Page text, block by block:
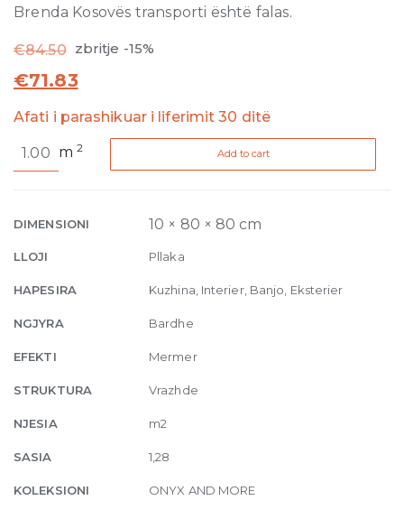
Brenda Kosovës transporti është falas.
€84.50 zbritje -15%
€71.83
Afati i parashikuar i liferimit 30 ditë
and
Porphyry
hammered
10mm
x
80
m2 Add to cart
DIMENSIONI 10 × 80 × 80 cm
LLOJI Pllaka
HAPESIRA Kuzhina, Interier, Banjo, Eksterier
NGJYRA Bardhe
EFEKTI Mermer
STRUKTURA Vrazhde
NJESIA m2
SASIA 1,28
KOLEKSIONI ONYX AND MORE